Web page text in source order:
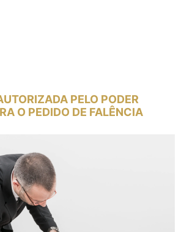
PELO PODER
O PEDIDO DE FALÊNCIA